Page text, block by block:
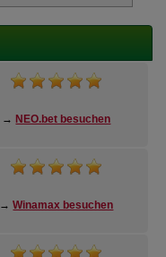
→ NEO.bet besuchen
→Winamax besuchen